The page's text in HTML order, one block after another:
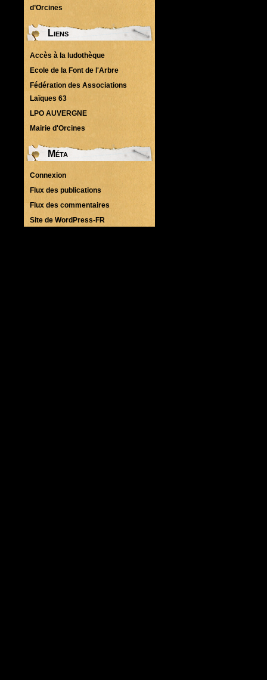
d’Orcines
Liens
Accès à la ludothèque
Ecole de la Font de l'Arbre
Fédération des Associations
Laïques 63
LPO AUVERGNE
Mairie d'Orcines
Méta
Connexion
Flux des publications
Flux des commentaires
Site de WordPress-FR